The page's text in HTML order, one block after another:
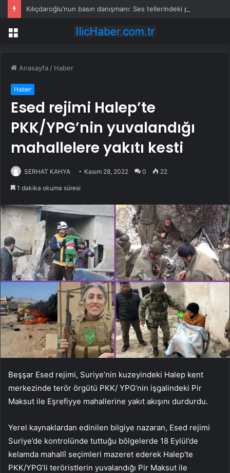
Menü
Anasayfa / Haber
Haber
Esed rejimi Halep’te
PKK/YPG’nin yuvalandığı
mahallelere yakıtı kesti
SERHAT KAHYA Kasım 28, 2022 0 22
1 dakika okuma süresi
Beşşar Esed rejimi, Suriye’nin kuzeyindeki Halep kent
merkezinde terör örgütü PKK/ YPG’nin işgalindeki Pir
Maksut ile Eşrefiyye mahallerine yakıt akışını durdurdu.
Yerel kaynaklardan edinilen bilgiye nazaran, Esed rejimi
Suriye’de kontrolünde tuttuğu bölgelerde 18 Eylül’de
kelamda mahallî seçimleri mazeret ederek Halep’te
PKK/YPG’li teröristlerin yuvalandığı Pir Maksut ile